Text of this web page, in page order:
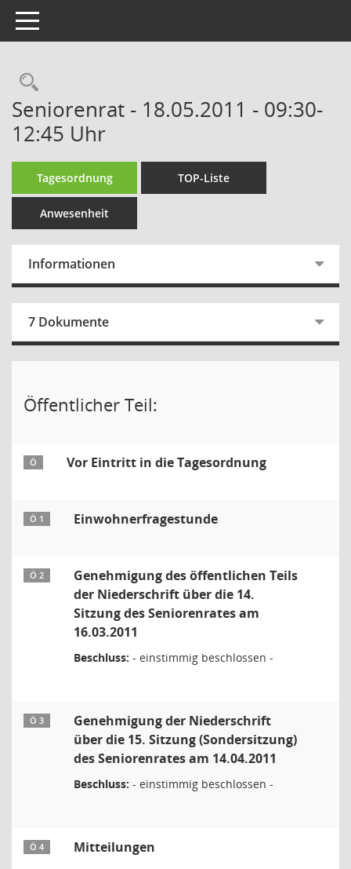
Toggle navigation
Rechercheauswahl
Seniorenrat - 18.05.2011 - 09:30-
12:45 Uhr
Tagesordnung TOP-Liste
Anwesenheit
Informationen
7 Dokumente
Öffentlicher Teil:
Ö Vor Eintritt in die Tagesordnung
Ö 1 Einwohnerfragestunde
Ö 2
Genehmigung des öffentlichen Teils
der Niederschrift über die 14.
Sitzung des Seniorenrates am
16.03.2011
Beschluss: - einstimmig beschlossen -
Ö 3
Genehmigung der Niederschrift
über die 15. Sitzung (Sondersitzung)
des Seniorenrates am 14.04.2011
Beschluss: - einstimmig beschlossen -
Ö 4 Mitteilungen